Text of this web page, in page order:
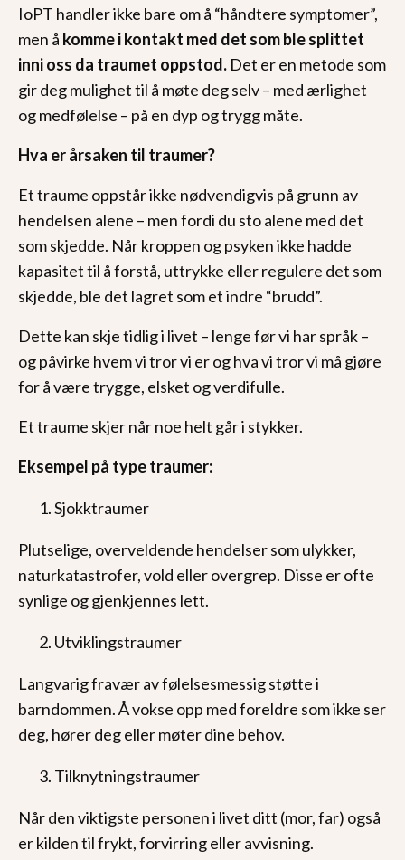
IoPT handler ikke bare om å “håndtere symptomer”,
men å komme i kontakt med det som ble splittet
inni oss da traumet oppstod. Det er en metode som
gir deg mulighet til å møte deg selv – med ærlighet
og medfølelse – på en dyp og trygg måte.
Hva er årsaken til traumer?
Et traume oppstår ikke nødvendigvis på grunn av
hendelsen alene – men fordi du sto alene med det
som skjedde. Når kroppen og psyken ikke hadde
kapasitet til å forstå, uttrykke eller regulere det som
skjedde, ble det lagret som et indre “brudd”.
Dette kan skje tidlig i livet – lenge før vi har språk –
og påvirke hvem vi tror vi er og hva vi tror vi må gjøre
for å være trygge, elsket og verdifulle.
Et traume skjer når noe helt går i stykker.
Eksempel på type traumer:
Sjokktraumer
Plutselige, overveldende hendelser som ulykker,
naturkatastrofer, vold eller overgrep. Disse er ofte
synlige og gjenkjennes lett.
Utviklingstraumer
Langvarig fravær av følelsesmessig støtte i
barndommen. Å vokse opp med foreldre som ikke ser
deg, hører deg eller møter dine behov.
Tilknytningstraumer
Når den viktigste personen i livet ditt (mor, far) også
er kilden til frykt, forvirring eller avvisning.